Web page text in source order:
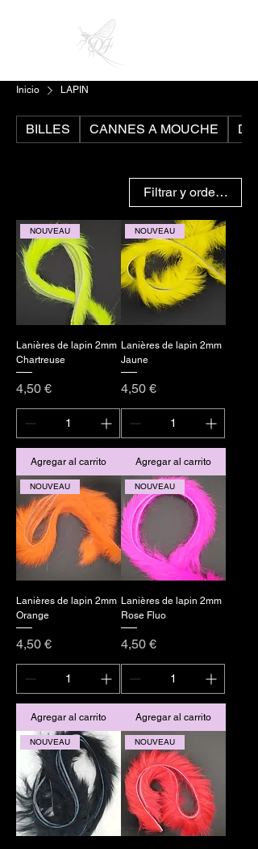
Inicio LAPIN
BILLES CANNES A MOUCHE
Filtrar y ordenar
NOUVEAU
Lanières de lapin 2mm
Chartreuse
Precio
4,50 €
Agregar al carrito
NOUVEAU
Lanières de lapin 2mm
Jaune
Precio
4,50 €
Agregar al carrito
NOUVEAU
Lanières de lapin 2mm
Orange
Precio
4,50 €
Agregar al carrito
NOUVEAU
Lanières de lapin 2mm
Rose Fluo
Precio
4,50 €
Agregar al carrito
NOUVEAU NOUVEAU